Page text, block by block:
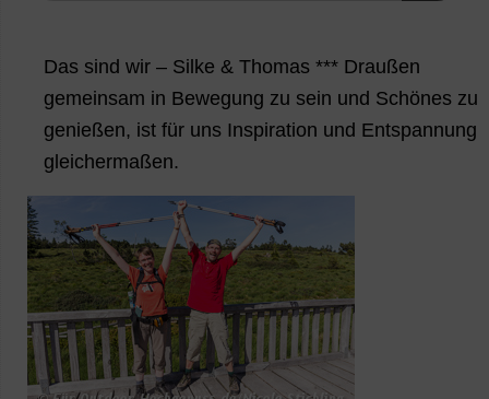
Das sind wir – Silke & Thomas *** Draußen
gemeinsam in Bewegung zu sein und Schönes zu
genießen, ist für uns Inspiration und Entspannung
gleichermaßen.